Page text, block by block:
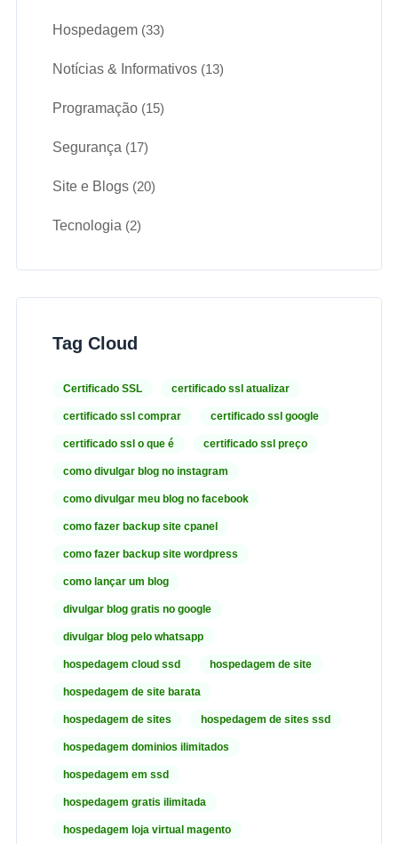
Hospedagem (33)
Notícias & Informativos (13)
Programação (15)
Segurança (17)
Site e Blogs (20)
Tecnologia (2)
Tag Cloud
Certificado SSL certificado ssl atualizar
certificado ssl comprar certificado ssl google
certificado ssl o que é certificado ssl preço
como divulgar blog no instagram
como divulgar meu blog no facebook
como fazer backup site cpanel
como fazer backup site wordpress
como lançar um blog
divulgar blog gratis no google
divulgar blog pelo whatsapp
hospedagem cloud ssd hospedagem de site
hospedagem de site barata
hospedagem de sites hospedagem de sites ssd
hospedagem dominios ilimitados
hospedagem em ssd
hospedagem gratis ilimitada
hospedagem loja virtual magento